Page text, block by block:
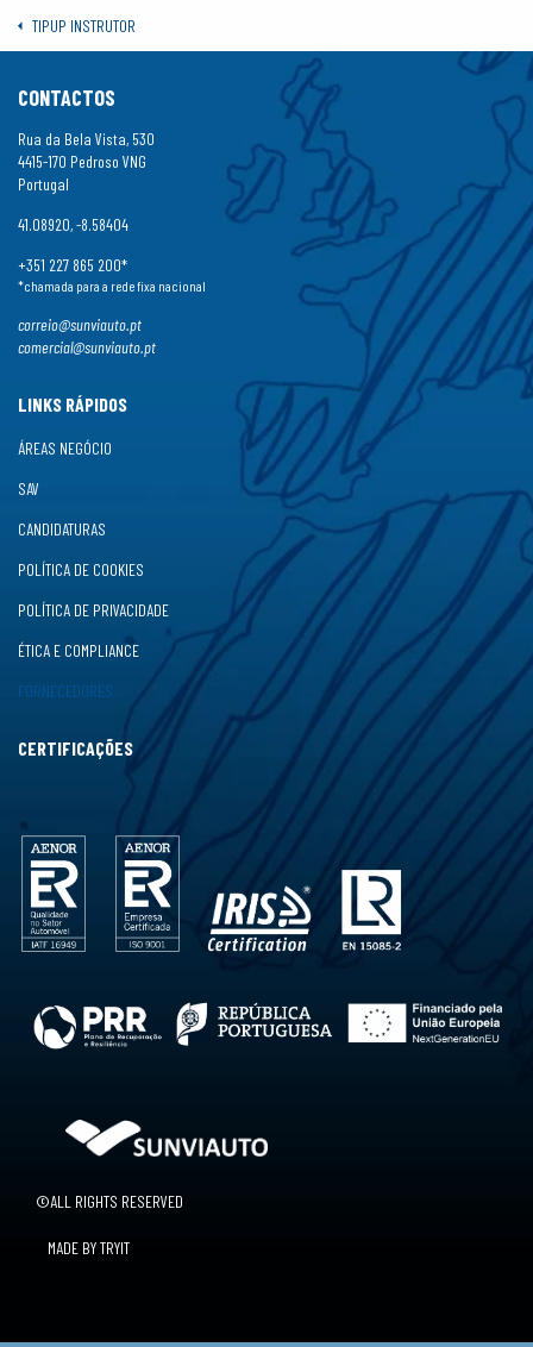
TIPUP INSTRUTOR
CONTACTOS
Rua da Bela Vista, 530
4415-170 Pedroso VNG
Portugal
41.08920, -8.58404
+351 227 865 200*
*chamada para a rede fixa nacional
correio@sunviauto.pt
comercial@sunviauto.pt
LINKS RÁPIDOS
ÁREAS NEGÓCIO
SAV
CANDIDATURAS
POLÍTICA DE COOKIES
POLÍTICA DE PRIVACIDADE
ÉTICA E COMPLIANCE
FORNECEDORES
CERTIFICAÇÕES
©ALL RIGHTS RESERVED
MADE BY TRYIT